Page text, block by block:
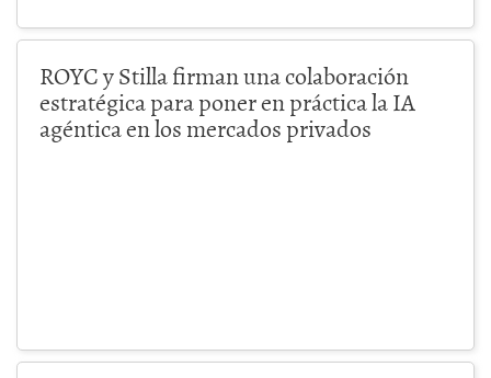
ROYC y Stilla firman una colaboración
estratégica para poner en práctica la IA
agéntica en los mercados privados